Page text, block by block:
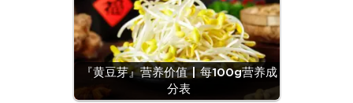
『黄豆芽』营养价值 | 每100g营养成
分表